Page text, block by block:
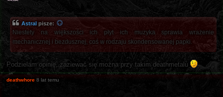
Astral pisze:
Niestety na większości ich płyt ich muzyka sprawia wrażenie
mechanicznej i bezdusznej, coś w rodzaju skondensowanej papki.
Podzielam opinię, zaziewać się można przy takim deathmetalu
deathwhore 8 lat temu